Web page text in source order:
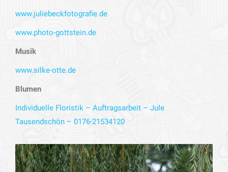
www.juliebeckfotografie.de
www.photo-gottstein.de
Musik
www.silke-otte.de
Blumen
Individuelle Floristik – Auftragsarbeit – Jule
Tausendschön – 0176-21534120